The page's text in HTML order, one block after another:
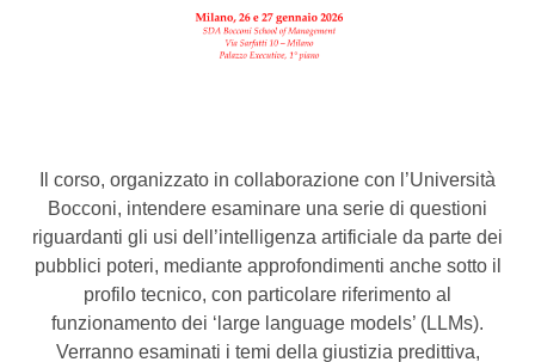
Il corso, organizzato in collaborazione con l’Università
Bocconi, intendere esaminare una serie di questioni
riguardanti gli usi dell’intelligenza artificiale da parte dei
pubblici poteri, mediante approfondimenti anche sotto il
profilo tecnico, con particolare riferimento al
funzionamento dei ‘large language models’ (LLMs).
Verranno esaminati i temi della giustizia predittiva,